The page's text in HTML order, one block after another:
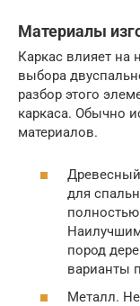
Материалы
Каркас влияет на
выбора
разбор этого
каркаса. Обычно
материалов.
для
пород
варианты
Металл.